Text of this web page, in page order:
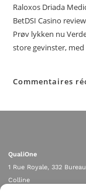
Raloxos Driada
BetDSI Casino
Prøv lykken nu
store gevinster,
Commentaires
QualiOne
1 Rue Royale, 332
Colline